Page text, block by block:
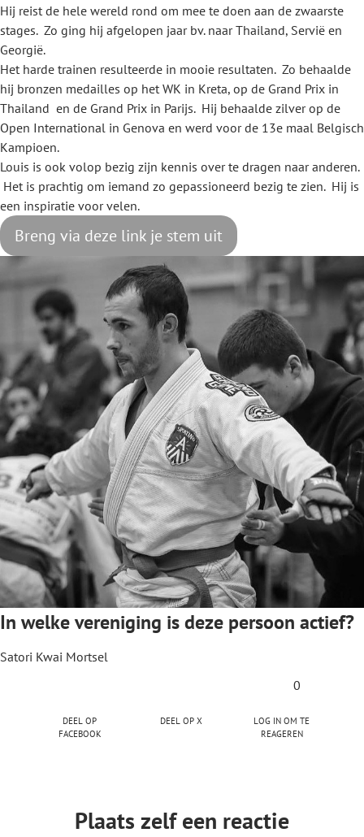
Hij reist de hele wereld rond om mee te doen aan de zwaarste
stages. Zo ging hij afgelopen jaar bv. naar Thailand, Servië en
Georgië.
Het harde trainen resulteerde in mooie resultaten. Zo behaalde
hij bronzen medailles op het WK in Kreta, op de Grand Prix in
Thailand en de Grand Prix in Parijs. Hij behaalde zilver op de
Open International in Genova en werd voor de 13e maal Belgisch
Kampioen.
Louis is ook volop bezig zijn kennis over te dragen naar anderen.
Het is prachtig om iemand zo gepassioneerd bezig te zien. Hij is
een inspiratie voor velen.
Breng via deze link je stem uit
In welke vereniging is deze persoon actief?
Satori Kwai Mortsel
Deel op
facebook
Deel op X
0
Log in om te
reageren
Plaats zelf een reactie